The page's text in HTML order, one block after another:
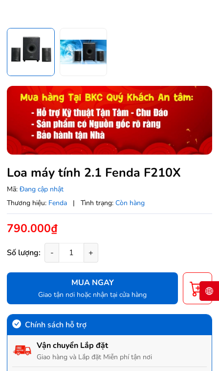
Loa máy tính 2.1 Fenda F210X
Mã: Đang cập nhật
Thương hiệu: Fenda | Tình trạng: Còn hàng
790.000₫
Số lượng: - +
MUA NGAY
Giao tận nơi hoặc nhận tại cửa hàng
Chính sách hỗ trợ
Vận chuyển Lắp đặt
Giao hàng và Lắp đặt Miễn phí tận nơi